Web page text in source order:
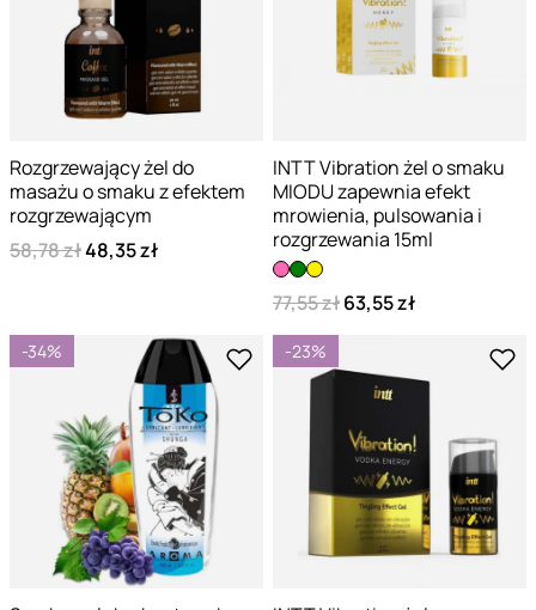
Rozgrzewający żel do
masażu o smaku z efektem
rozgrzewającym
58,78 zł48,35 zł
INTT Vibration żel o smaku
MIODU zapewnia efekt
mrowienia, pulsowania i
rozgrzewania 15ml
77,55 zł63,55 zł
-34% -23%